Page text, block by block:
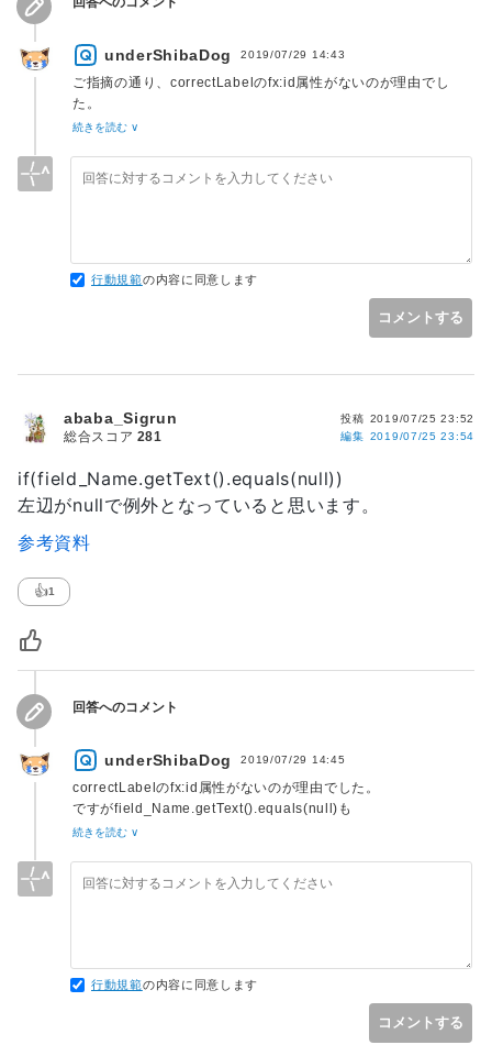
	... 45 more
Caused by: java.lang.NullPointerException
	at
underShibaDog 2019/07/29 14:43
ご指摘の通り、correctLabelのfx:id属性がないのが理由でし
た。
Scene Builderで指定していたつもりができていなかったよう
続きを読む ∨
行動規範の内容に同意します
コメントする
if(field_Name.getText().equals(null))
左辺がnullで例外となっていると思います。
参考資料
投稿 2019/07/25 23:52
編集 2019/07/25 23:54
ababa_Sigrun
総合スコア 281
👍1
回答へのコメント
underShibaDog 2019/07/29 14:45
correctLabelのfx:id属性がないのが理由でした。
ですがfield_Name.getText().equals(null)も
field_Name.getText().equals("")とする必要がありました。
続きを読む ∨
行動規範の内容に同意します
コメントする